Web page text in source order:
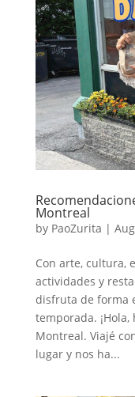
Montreal
by PaoZurita |
Con arte, cultura,
actividades y
disfruta de forma
temporada.
Montreal. Viajé
lugar y nos ha...